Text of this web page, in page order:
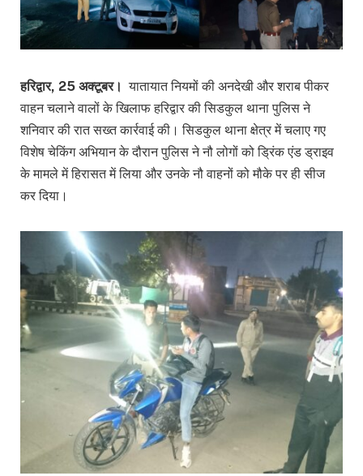
हरिद्वार, 25 अक्टूबर। यातायात नियमों की अनदेखी और शराब पीकर
वाहन चलाने वालों के खिलाफ हरिद्वार की सिडकुल थाना पुलिस ने
शनिवार की रात सख्त कार्रवाई की। सिडकुल थाना क्षेत्र में चलाए गए
विशेष चेकिंग अभियान के दौरान पुलिस ने नौ लोगों को ड्रिंक एंड ड्राइव
के मामले में हिरासत में लिया और उनके नौ वाहनों को मौके पर ही सीज
कर दिया।